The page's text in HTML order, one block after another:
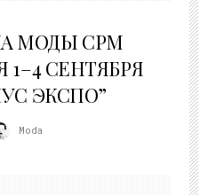
МОДЫ CPM
СЕНТЯБРЯ
ЭКСПО”
Moda